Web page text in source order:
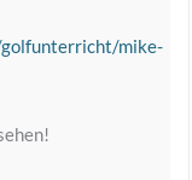
mike-